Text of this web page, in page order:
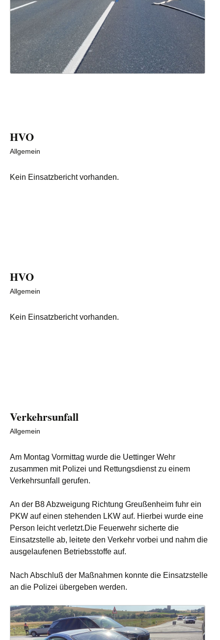
HVO
Allgemein
Kein Einsatzbericht vorhanden.
HVO
Allgemein
Kein Einsatzbericht vorhanden.
Verkehrsunfall
Allgemein
Am Montag Vormittag wurde die Uettinger Wehr
zusammen mit Polizei und Rettungsdienst zu einem
Verkehrsunfall gerufen.
An der B8 Abzweigung Richtung Greußenheim fuhr ein
PKW auf einen stehenden LKW auf. Hierbei wurde eine
Person leicht verletzt.Die Feuerwehr sicherte die
Einsatzstelle ab, leitete den Verkehr vorbei und nahm die
ausgelaufenen Betriebsstoffe auf.
Nach Abschluß der Maßnahmen konnte die Einsatzstelle
an die Polizei übergeben werden.